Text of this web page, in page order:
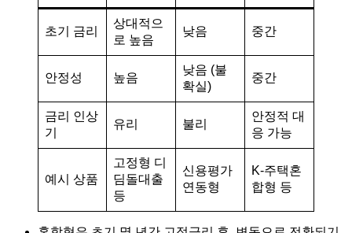
초기 금리
상대적으
로 높음
낮음 중간
안정성 높음
낮음 (불
확실)
중간
금리 인상
기
유리 불리
안정적 대
응 가능
예시 상품
고정형 디
딤돌대출
등
신용평가
연동형
K-주택혼
합형 등